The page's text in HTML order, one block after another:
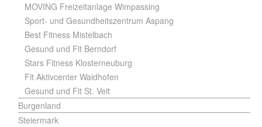
MOVING Freizeitanlage Wimpassing
Sport- und Gesundheitszentrum Aspang
Best Fitness Mistelbach
Gesund und Fit Berndorf
Stars Fitness Klosterneuburg
Fit Aktivcenter Waidhofen
Gesund und Fit St. Veit
Burgenland
Steiermark